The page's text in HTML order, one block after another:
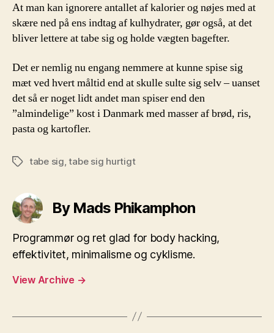
At man kan ignorere antallet af kalorier og nøjes med at
skære ned på ens indtag af kulhydrater, gør også, at det
bliver lettere at tabe sig og holde vægten bagefter.
Det er nemlig nu engang nemmere at kunne spise sig
mæt ved hvert måltid end at skulle sulte sig selv – uanset
det så er noget lidt andet man spiser end den
”almindelige” kost i Danmark med masser af brød, ris,
pasta og kartofler.
Tagstabe sig,tabe sig hurtigt
By Mads Phikamphon
Programmør og ret glad for body hacking,
effektivitet, minimalisme og cyklisme.
View Archive →